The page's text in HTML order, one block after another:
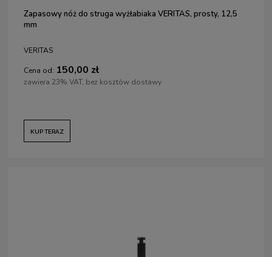
Zapasowy nóż do struga wyżłabiaka VERITAS, prosty, 12,5
mm
VERITAS
Cena od: 150,00 zł
zawiera 23% VAT, bez kosztów dostawy
KUP TERAZ